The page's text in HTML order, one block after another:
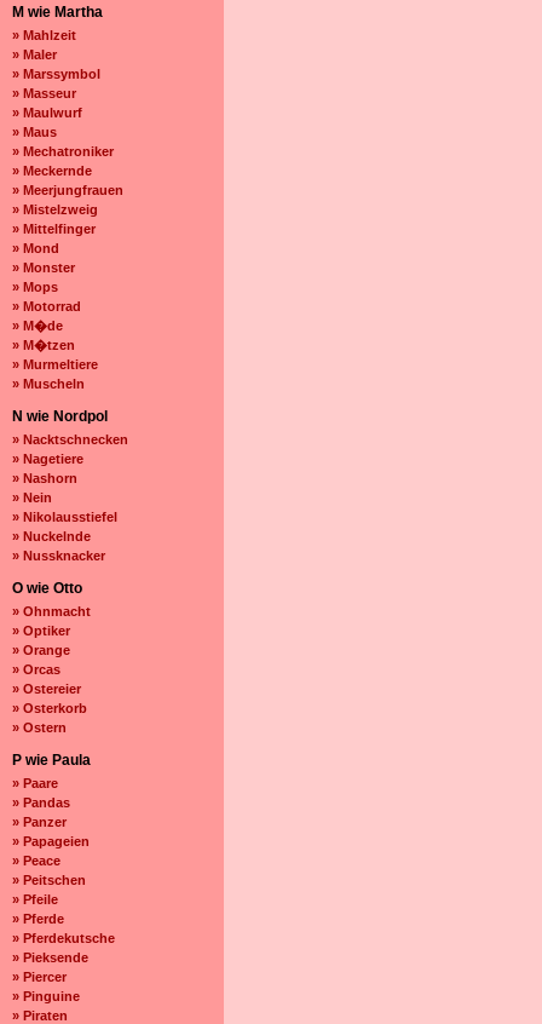
M wie Martha
» Mahlzeit
» Maler
» Marssymbol
» Masseur
» Maulwurf
» Maus
» Mechatroniker
» Meckernde
» Meerjungfrauen
» Mistelzweig
» Mittelfinger
» Mond
» Monster
» Mops
» Motorrad
» M�de
» M�tzen
» Murmeltiere
» Muscheln
N wie Nordpol
» Nacktschnecken
» Nagetiere
» Nashorn
» Nein
» Nikolausstiefel
» Nuckelnde
» Nussknacker
O wie Otto
» Ohnmacht
» Optiker
» Orange
» Orcas
» Ostereier
» Osterkorb
» Ostern
P wie Paula
» Paare
» Pandas
» Panzer
» Papageien
» Peace
» Peitschen
» Pfeile
» Pferde
» Pferdekutsche
» Pieksende
» Piercer
» Pinguine
» Piraten